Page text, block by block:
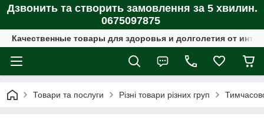
Дзвонить та створить замовлення за 5 хвилин.
0675097875
Качественные товары для здоровья и долголетия от
Товари та послуги Різні товари різних груп